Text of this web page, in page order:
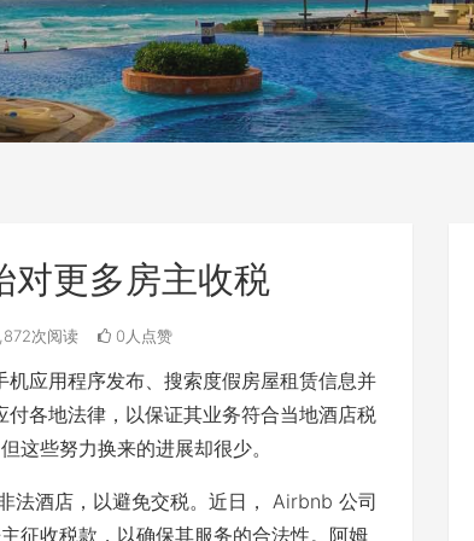
更多房主收税
次阅读 0人点赞
应用程序发布、搜索度假房屋租赁信息并
各地法律，以保证其业务符合当地酒店税
这些努力换来的进展却很少。
法酒店，以避免交税。近日， Airbnb 公司
征收税款，以确保其服务的合法性。阿姆